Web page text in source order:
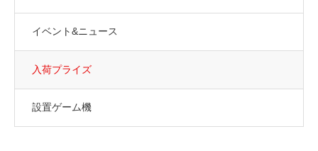
イベント&ニュース
入荷プライズ
設置ゲーム機